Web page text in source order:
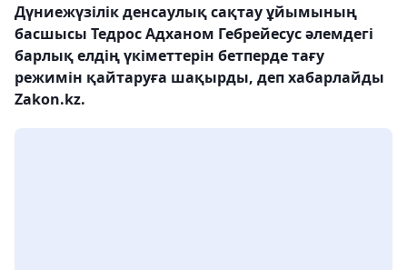
Дүниежүзілік денсаулық сақтау ұйымының
басшысы Тедрос Адханом Гебрейесус әлемдегі
барлық елдің үкіметтерін бетперде тағу
режимін қайтаруға шақырды, деп хабарлайды
Zakon.kz.